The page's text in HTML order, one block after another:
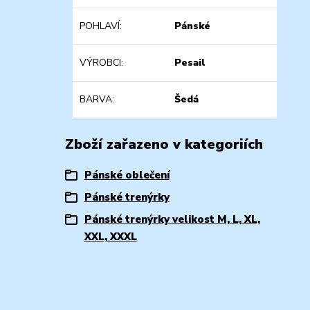
POHLAVÍ Pánské
VÝROBCI Pesail
BARVA Šedá
Zboží zařazeno v kategoriích
Pánské oblečení
Pánské trenýrky
Pánské trenýrky velikost M, L, XL,
XXL, XXXL